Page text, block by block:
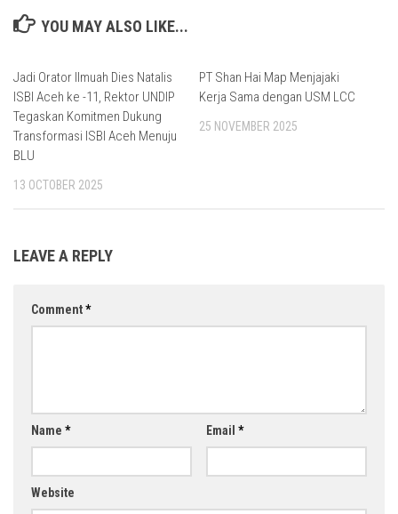
YOU MAY ALSO LIKE...
Jadi Orator Ilmuah Dies Natalis
ISBI Aceh ke -11, Rektor UNDIP
Tegaskan Komitmen Dukung
Transformasi ISBI Aceh Menuju
BLU
13 OCTOBER 2025
PT Shan Hai Map Menjajaki
Kerja Sama dengan USM LCC
25 NOVEMBER 2025
LEAVE A REPLY
Comment*
Name * Email *
Website